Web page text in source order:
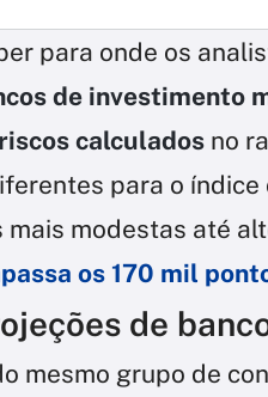
para onde os
de investimento
riscos calculados no
para o
modestas até
os 170 mil
de
mesmo grupo de